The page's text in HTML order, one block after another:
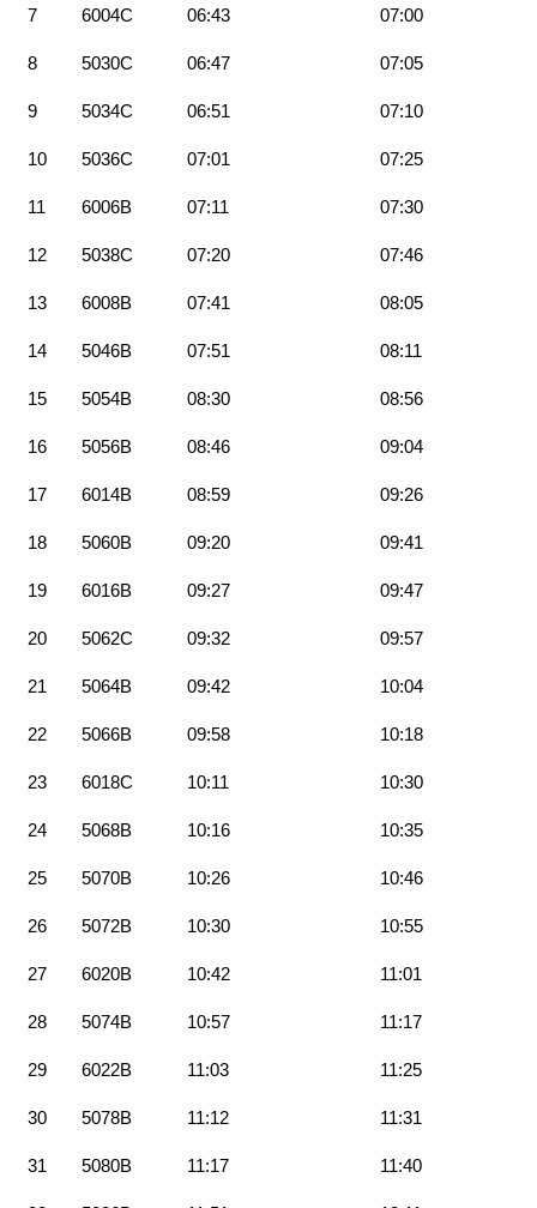
7 6004C 06:43 07:00
8 5030C 06:47 07:05
9 5034C 06:51 07:10
10 5036C 07:01 07:25
11 6006B 07:11 07:30
12 5038C 07:20 07:46
13 6008B 07:41 08:05
14 5046B 07:51 08:11
15 5054B 08:30 08:56
16 5056B 08:46 09:04
17 6014B 08:59 09:26
18 5060B 09:20 09:41
19 6016B 09:27 09:47
20 5062C 09:32 09:57
21 5064B 09:42 10:04
22 5066B 09:58 10:18
23 6018C 10:11 10:30
24 5068B 10:16 10:35
25 5070B 10:26 10:46
26 5072B 10:30 10:55
27 6020B 10:42 11:01
28 5074B 10:57 11:17
29 6022B 11:03 11:25
30 5078B 11:12 11:31
31 5080B 11:17 11:40